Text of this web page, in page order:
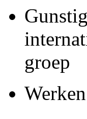
groep